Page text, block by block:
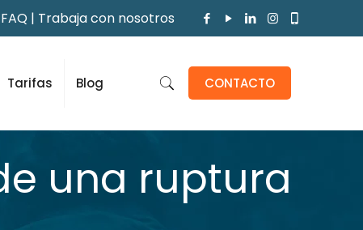
FAQ | Trabaja con nosotros
Tarifas Blog CONTACTO
una ruptura